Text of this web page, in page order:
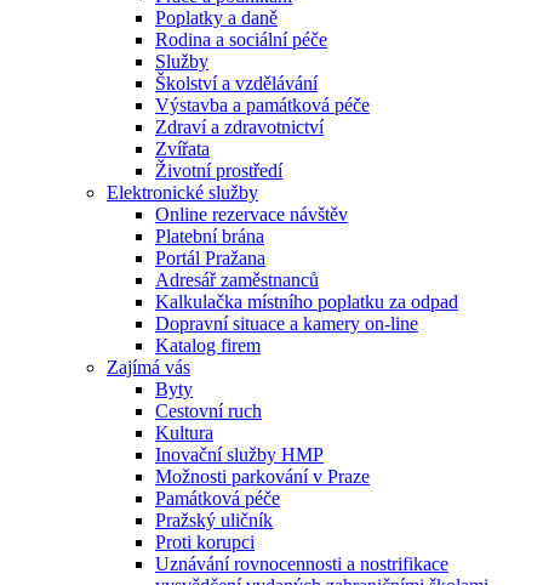
Poplatky a daně
Rodina a sociální péče
Služby
Školství a vzdělávání
Výstavba a památková péče
Zdraví a zdravotnictví
Zvířata
Životní prostředí
Elektronické služby
Online rezervace návštěv
Platební brána
Portál Pražana
Adresář zaměstnanců
Kalkulačka místního poplatku za odpad
Dopravní situace a kamery on-line
Katalog firem
Zajímá vás
Byty
Cestovní ruch
Kultura
Inovační služby HMP
Možnosti parkování v Praze
Památková péče
Pražský uličník
Proti korupci
Uznávání rovnocennosti a nostrifikace